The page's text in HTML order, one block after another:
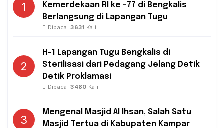
1
Kemerdekaan RI ke -77 di Bengkalis
Berlangsung di Lapangan Tugu
Dibaca:3631 Kali
2
H-1 Lapangan Tugu Bengkalis di
Sterilisasi dari Pedagang Jelang Detik
Detik Proklamasi
Dibaca:3480 Kali
3
Mengenal Masjid Al Ihsan, Salah Satu
Masjid Tertua di Kabupaten Kampar